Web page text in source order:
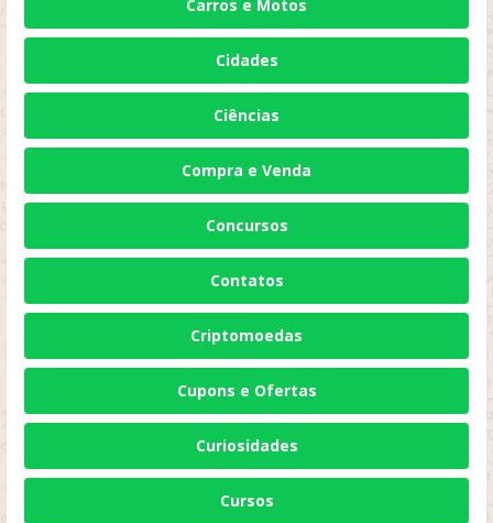
Carros e Motos
Cidades
Ciências
Compra e Venda
Concursos
Contatos
Criptomoedas
Cupons e Ofertas
Curiosidades
Cursos